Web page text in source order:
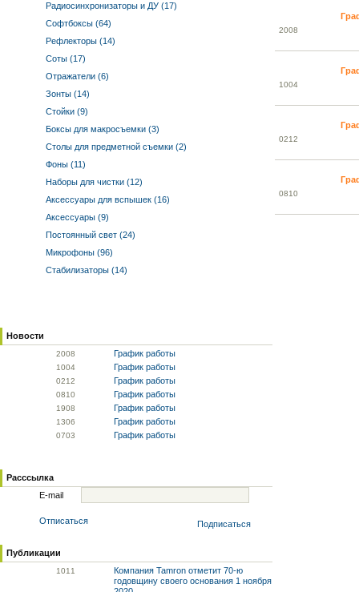
Радиосинхронизаторы и ДУ (17)
Софтбоксы (64)
Рефлекторы (14)
Соты (17)
Отражатели (6)
Зонты (14)
Стойки (9)
Боксы для макросъемки (3)
Столы для предметной съемки (2)
Фоны (11)
Наборы для чистки (12)
Аксессуары для вспышек (16)
Аксессуары (9)
Постоянный свет (24)
Микрофоны (96)
Стабилизаторы (14)
Новости
2008 График работы
1004 График работы
0212 График работы
0810 График работы
1908 График работы
1306 График работы
0703 График работы
Расссылка
E-mail
Отписаться Подписаться
Публикации
1011
Компания Tamron отметит 70-ю
годовщину своего основания 1 ноября
2008
1004
0212
0810